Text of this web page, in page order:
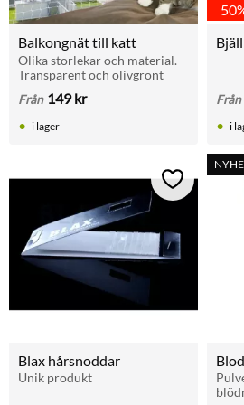
Balkongnät till katt
Olika storlekar och material.
Transparent och olivgrönt
Från 149kr
i lager
Från
i
Blax hårsnoddar
Unik produkt
Lägg till i